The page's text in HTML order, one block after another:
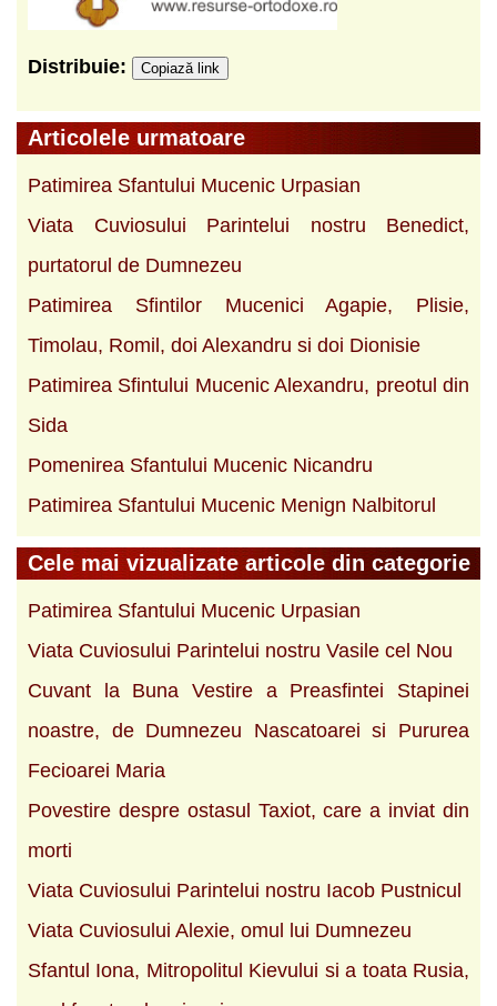
Distribuie: Copiază link
Articolele urmatoare
Patimirea Sfantului Mucenic Urpasian
Viata Cuviosului Parintelui nostru Benedict,
purtatorul de Dumnezeu
Patimirea Sfintilor Mucenici Agapie, Plisie,
Timolau, Romil, doi Alexandru si doi Dionisie
Patimirea Sfintului Mucenic Alexandru, preotul din
Sida
Pomenirea Sfantului Mucenic Nicandru
Patimirea Sfantului Mucenic Menign Nalbitorul
Cele mai vizualizate articole din categorie
Patimirea Sfantului Mucenic Urpasian
Viata Cuviosului Parintelui nostru Vasile cel Nou
Cuvant la Buna Vestire a Preasfintei Stapinei
noastre, de Dumnezeu Nascatoarei si Pururea
Fecioarei Maria
Povestire despre ostasul Taxiot, care a inviat din
morti
Viata Cuviosului Parintelui nostru Iacob Pustnicul
Viata Cuviosului Alexie, omul lui Dumnezeu
Sfantul Iona, Mitropolitul Kievului si a toata Rusia,